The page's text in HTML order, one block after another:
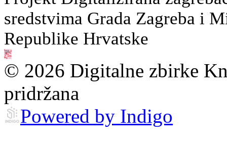
sredstvima Grada Zagreba i
Republike Hrvatske
© 2026 Digitalne zbirke
pridržana
Powered by Indigo